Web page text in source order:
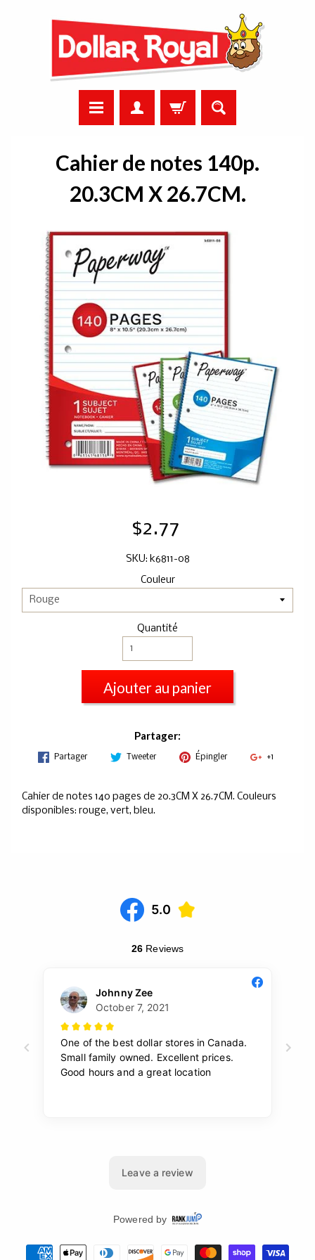
Cahier de notes 140p.
20.3CM X 26.7CM.
$2.77
SKU: k6811-08
Couleur
Quantité
Ajouter au panier
Partager:
Partager Tweeter Épingler +1
Cahier de notes 140 pages de 20.3CM X 26.7CM. Couleurs
disponibles: rouge, vert, bleu.